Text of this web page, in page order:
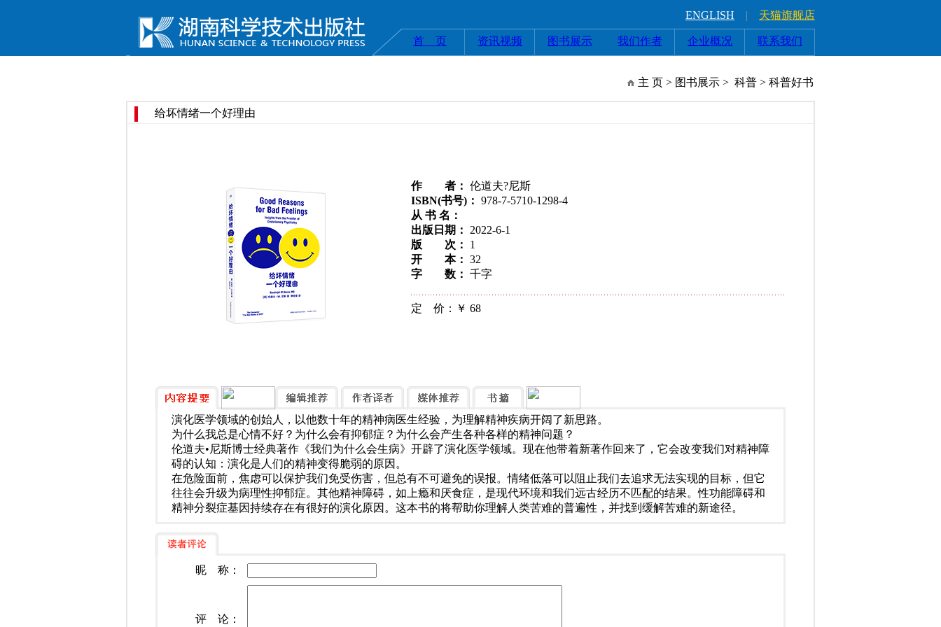
ENGLISH | 天猫旗舰店
首 页 资讯视频 图书展示 我们作者 企业概况 联系我们
主 页 > 图书展示 > 科普 > 科普好书
给坏情绪一个好理由
作 者： 伦道夫?尼斯
ISBN(书号)： 978-7-5710-1298-4
从 书 名：
出版日期：
2022-6-1
版 次：
1
开 本： 32
字 数： 千字
定 价：￥ 68
演化医学领域的创始人，以他数十年的精神病医生经验，为理解精神疾病开阔了新思路。
为什么我总是心情不好？为什么会有抑郁症？为什么会产生各种各样的精神问题？
伦道夫•尼斯博士经典著作《我们为什么会生病》开辟了演化医学领域。现在他带着新著作回来了，它会改变我们对精神障
碍的认知：演化是人们的精神变得脆弱的原因。
在危险面前，焦虑可以保护我们免受伤害，但总有不可避免的误报。情绪低落可以阻止我们去追求无法实现的目标，但它
往往会升级为病理性抑郁症。其他精神障碍，如上瘾和厌食症，是现代环境和我们远古经历不匹配的结果。性功能障碍和
精神分裂症基因持续存在有很好的演化原因。这本书的将帮助你理解人类苦难的普遍性，并找到缓解苦难的新途径。
昵 称：
评 论：